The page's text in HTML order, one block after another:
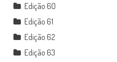
Edição 60
Edição 61
Edição 62
Edição 63